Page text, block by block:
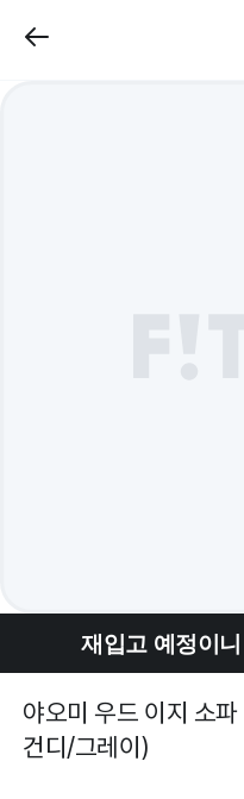
재입고 예정이
야오미 우드 이지 소
건디/그레이)